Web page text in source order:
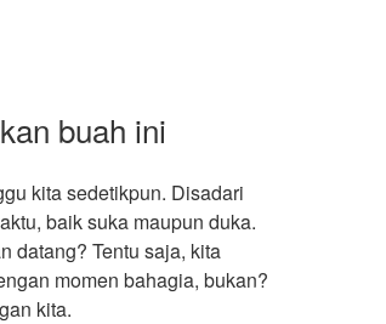
buah ini
kita sedetikpun. Disadari
baik suka maupun duka.
datang? Tentu saja, kita
momen bahagia, bukan?
kita.